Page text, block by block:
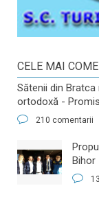
CELE MAI
Sătenii din
ortodoxă -
210 comentarii
Bihor